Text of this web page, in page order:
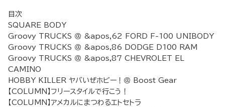
目次
SQUARE BODY
Groovy TRUCKS ＠ &apos,62 FORD F-100 UNIBODY
Groovy TRUCKS ＠ &apos,86 DODGE D100 RAM
Groovy TRUCKS ＠ &apos,87 CHEVROLET EL
CAMINO
HOBBY KILLER ヤバいぜホビー！＠ Boost Gear
【COLUMN】フリースタイルで行こう！
【COLUMN】アメカルにまつわるエトセトラ